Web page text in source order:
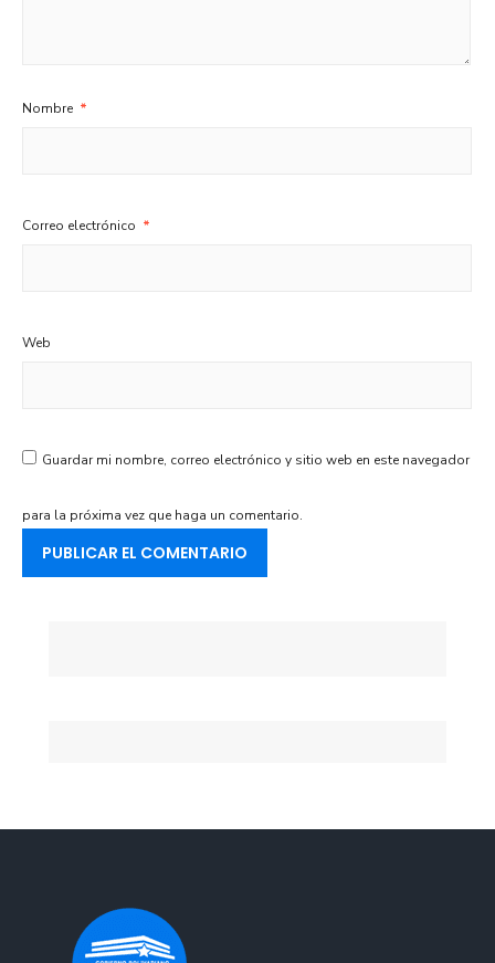
Nombre *
Correo electrónico *
Web
Guardar mi nombre, correo electrónico y sitio web en este navegador
para la próxima vez que haga un comentario.